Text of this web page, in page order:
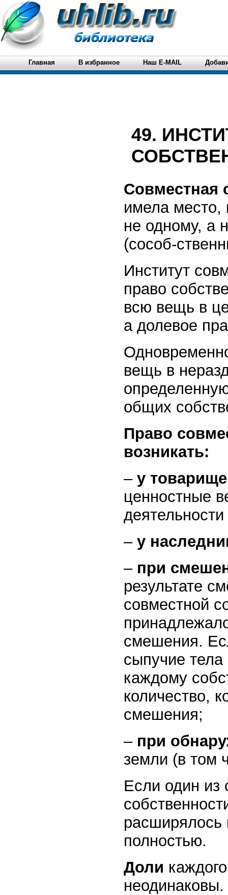
Главная В избранное Наш E-MAIL
49.
Совместная
имела место,
не одному, а
(сособ-
Институт
право
всю вещь в
а долевое
вещь в
общих
Право
возникать:
– у
ценностные
– у
– при
результате
совместной
смешения.
сыпучие тела
каждому
количество,
смешения;
– при
земли (в том
Если один из
расширялось
полностью.
Доли
неодинаковы.